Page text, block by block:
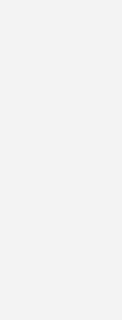
Wärmepumpen
werden die
die Kläranlage
Hamburger
und
und der
Geschäft unter
sind
einem stärker